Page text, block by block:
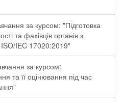
за курсом: "Підготовка
та фахівців органів з
IEC 17020:2019"
за курсом:
та її оцінювання під час